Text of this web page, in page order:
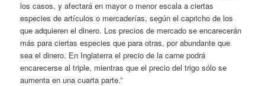
los casos, y afectará en mayor o menor escala a ciertas
especies de artículos o mercaderías, según el capricho de los
que adquieren el dinero. Los precios de mercado se encarecerán
más para ciertas especies que para otras, por abundante que
sea el dinero. En Inglaterra el precio de la carne podrá
encarecerse al triple, mientras que el precio del trigo sólo se
aumenta en una cuarta parte.”